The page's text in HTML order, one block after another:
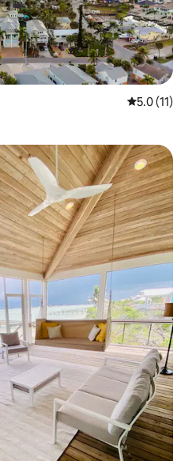
औसत रेटिंग 5
5.0 (11)